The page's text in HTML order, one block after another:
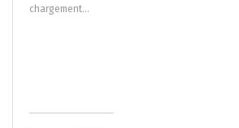
fenêtre)
chargement…